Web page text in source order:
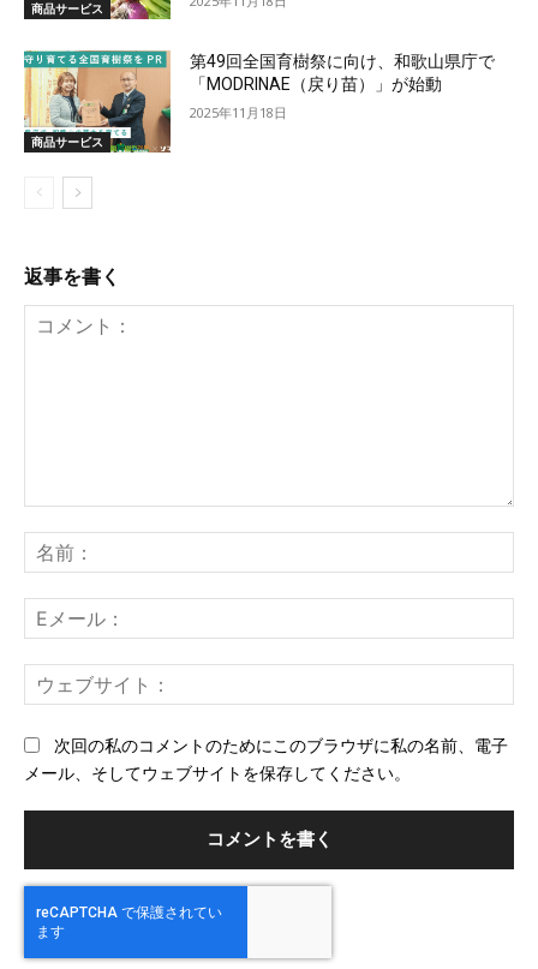
商品サービス
商品サービス
第49回全国育樹祭に向け、和歌山県庁で
「MODRINAE（戻り苗）」が始動
2025年11月18日
返事を書く
ン
ト：
前
メ
ー
ェ
次回の私のコメントのためにこのブラウザに私の名前、電子
メール、そしてウェブサイトを保存してください。